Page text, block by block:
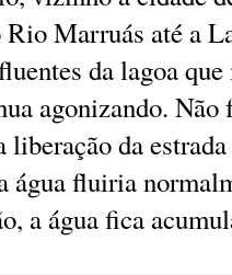
Marruás até a
da lagoa
agonizando.
liberação da
água fluiria
a água fica